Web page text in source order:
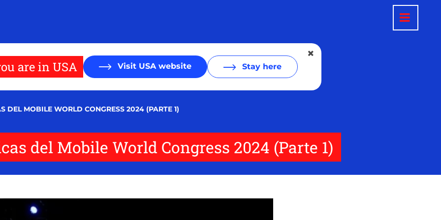
are in USA Visit USA website Stay here
DEL MOBILE WORLD CONGRESS 2024 (PARTE 1)
del Mobile World Congress 2024 (Parte 1)